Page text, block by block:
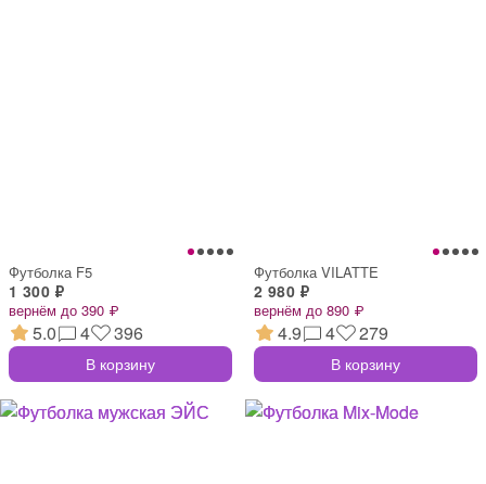
Футболка F5
1 300 ₽
вернём до 390 ₽
5.0 4 396
В корзину
Футболка VILATTE
2 980 ₽
вернём до 890 ₽
4.9 4 279
В корзину